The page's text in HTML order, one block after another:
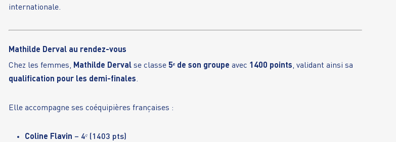
internationale.
Mathilde Derval au rendez-vous
Chez les femmes, Mathilde Dervalse classe 5ᵉ de son groupe avec 1400 points, validant ainsi sa
qualification pour les demi-finales.
Elle accompagne ses coéquipières françaises :
Coline Flavin – 4ᵉ (1403 pts)